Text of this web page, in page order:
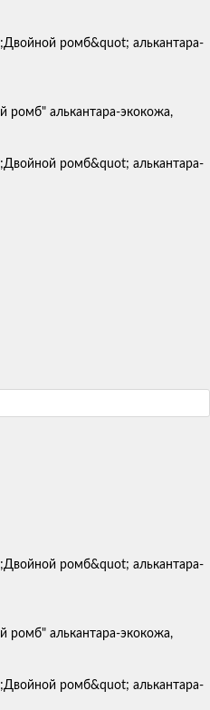
ромб" алькантара-экокожа,
ромб" алькантара-экокожа,